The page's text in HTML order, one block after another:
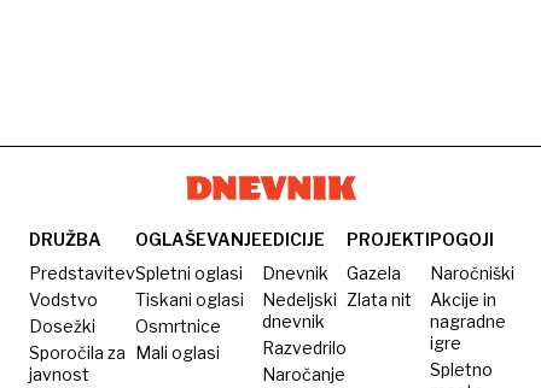
DRUŽBA
Predstavitev
Vodstvo
Dosežki
Sporočila za
javnost
OGLAŠEVANJE
Spletni oglasi
Tiskani oglasi
Osmrtnice
Mali oglasi
EDICIJE
Dnevnik
Nedeljski
dnevnik
Razvedrilo
Naročanje
PROJEKTI
Gazela
Zlata nit
POGOJI
Naročniški
Akcije in
nagradne
igre
Spletno